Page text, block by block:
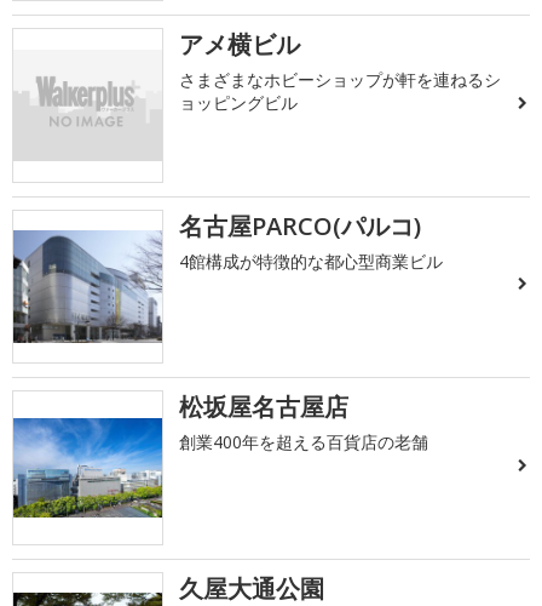
アメ横ビル
さまざまなホビーショップが軒を連ねるシ
ョッピングビル
名古屋PARCO(パルコ)
4館構成が特徴的な都心型商業ビル
松坂屋名古屋店
創業400年を超える百貨店の老舗
久屋大通公園